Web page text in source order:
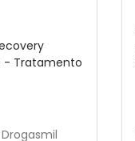
- Tratamento